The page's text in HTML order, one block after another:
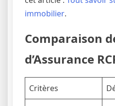
immobilier.
Comparaison
d’Assurance
Critères